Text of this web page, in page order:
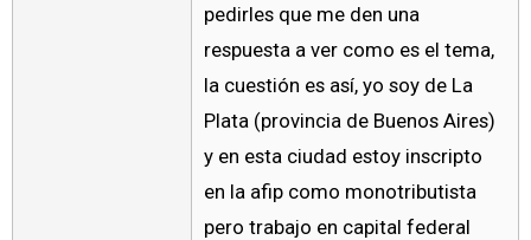
pedirles que me den una
respuesta a ver como es el tema,
la cuestión es así, yo soy de La
Plata (provincia de Buenos Aires)
y en esta ciudad estoy inscripto
en la afip como monotributista
pero trabajo en capital federal